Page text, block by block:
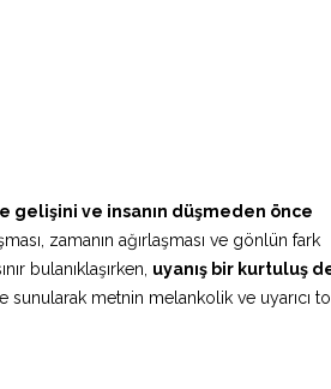
gelişini ve insanın düşmeden önce
zamanın ağırlaşması ve gönlün fark
bulanıklaşırken, uyanış bir kurtuluş
metnin melankolik ve uyarıcı